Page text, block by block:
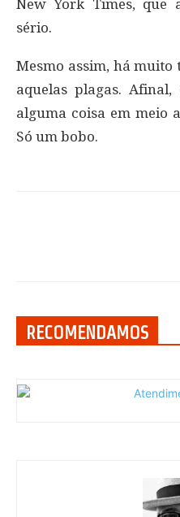
New York Times, que
sério.
Mesmo assim, há muito
aquelas plagas.
alguma coisa em meio
Só um bobo.
RECOMENDAMOS